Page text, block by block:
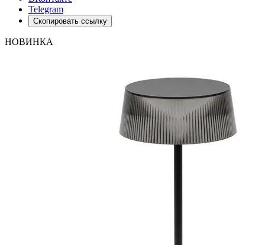
Telegram
Скопировать ссылку
НОВИНКА